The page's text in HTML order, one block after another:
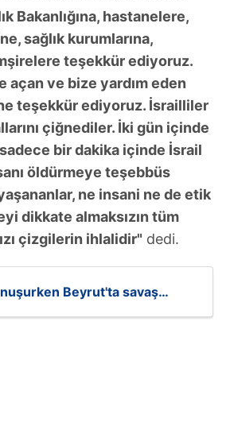
Bakanlığına, hastanelere,
sağlık kurumlarına,
teşekkür ediyoruz.
açan ve bize yardım eden
teşekkür ediyoruz. İsrailliler
çiğnediler. İki gün içinde
bir dakika içinde İsrail
öldürmeye teşebbüs
ne insani ne de etik
dikkate almaksızın tüm
çizgilerin ihlalidir" dedi.
Beyrut'ta savaş